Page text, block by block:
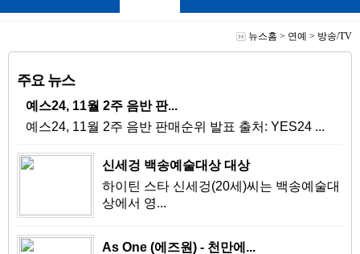
뉴스홈 > 연예 > 방송/TV
주요 뉴스
예스24, 11월 2주 음반 판...
예스24, 11월 2주 음반 판매순위 발표 출처: YES24 ...
신세겅 백송예술대상 대상
하이틴 스타 신세겅(20세)씨는 백송예술대
상에서 영...
As One (에즈원) - 천만에...